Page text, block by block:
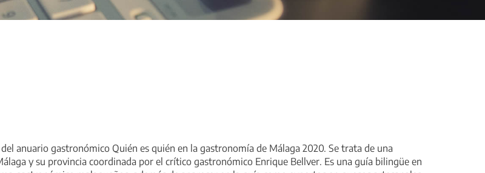
anuario gastronómico Quién es quién en la gastronomía de Málaga 2020. Se trata de una
y su provincia coordinada por el crítico gastronómico Enrique Bellver. Es una guía bilingüe en